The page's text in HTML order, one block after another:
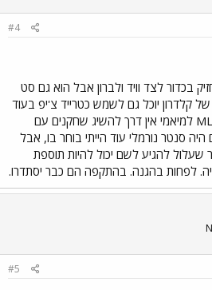
#4
בכדור לצד וויד ולברון אבל הוא גם סט
של קלדרון יוכל גם לשמש כטרייד צ'יפ בעוד
מספר שנים כי מלבד הMLE למיאמי אין דרך להשיג שחקנים עם
סנטר נורמלי עוד הייתי בוחר בו, אבל
שעלול להגיע לשם יכול להיות תוספת
לפחות בהגנה. בהתקפה הם כבר יסתדרו.
#5